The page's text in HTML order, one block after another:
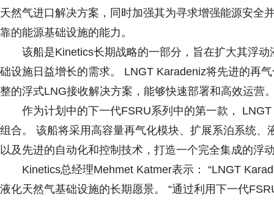
天然气进口解决方案，同时加强其为寻求增强能源安全
靠的能源基础设施的能力。
该船是Kinetics长期战略的一部分，旨在扩大其浮
础设施日益增长的需求。 LNGT Karadeniz将先进的再
整的浮式LNG接收解决方案，能够快速部署和高效运营
作为计划中的下一代FSRU系列中的第一款，
组合。 该船将采用高容量再气化模块、扩展系泊系统
以及先进的自动化和控制技术，打造一个完全集成的浮
Kinetics总经理Mehmet Katmer表示： “LNGT
液化天然气基础设施的长期愿景。 “通过利用下一代